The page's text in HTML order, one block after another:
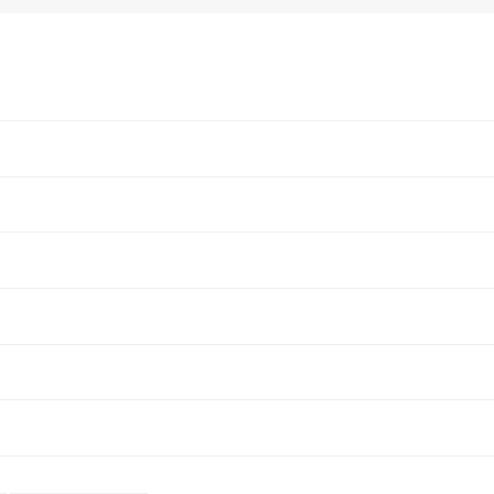
la parete da danni causati dall'attrito o dall'impatto della